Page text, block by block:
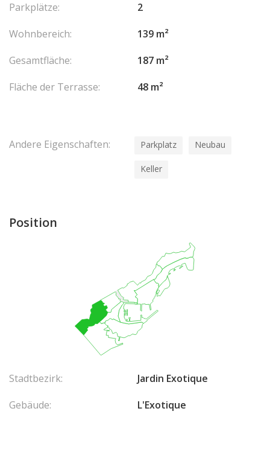
Parkplätze:
2
Wohnbereich:
139 m²
Gesamtfläche:
187 m²
Fläche der Terrasse:
48 m²
Andere Eigenschaften: Parkplatz Neubau
Keller
Position
Stadtbezirk:
Jardin Exotique
Gebäude:
L'Exotique